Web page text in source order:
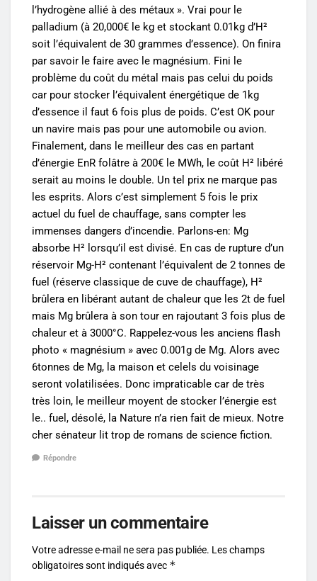
l’hydrogène allié à des métaux ». Vrai pour le
palladium (à 20,000€ le kg et stockant 0.01kg d’H²
soit l’équivalent de 30 grammes d’essence). On finira
par savoir le faire avec le magnésium. Fini le
problème du coût du métal mais pas celui du poids
car pour stocker l’équivalent énergétique de 1kg
d’essence il faut 6 fois plus de poids. C’est OK pour
un navire mais pas pour une automobile ou avion.
Finalement, dans le meilleur des cas en partant
d’énergie EnR folâtre à 200€ le MWh, le coût H² libéré
serait au moins le double. Un tel prix ne marque pas
les esprits. Alors c’est simplement 5 fois le prix
actuel du fuel de chauffage, sans compter les
immenses dangers d’incendie. Parlons-en: Mg
absorbe H² lorsqu’il est divisé. En cas de rupture d’un
réservoir Mg-H² contenant l’équivalent de 2 tonnes de
fuel (réserve classique de cuve de chauffage), H²
brûlera en libérant autant de chaleur que les 2t de fuel
mais Mg brûlera à son tour en rajoutant 3 fois plus de
chaleur et à 3000°C. Rappelez-vous les anciens flash
photo « magnésium » avec 0.001g de Mg. Alors avec
6tonnes de Mg, la maison et celels du voisinage
seront volatilisées. Donc impraticable car de très
très loin, le meilleur moyent de stocker l’énergie est
le.. fuel, désolé, la Nature n’a rien fait de mieux. Notre
cher sénateur lit trop de romans de science fiction.
Répondre
Laisser un commentaire
Votre adresse e-mail ne sera pas publiée. Les champs
obligatoires sont indiqués avec *